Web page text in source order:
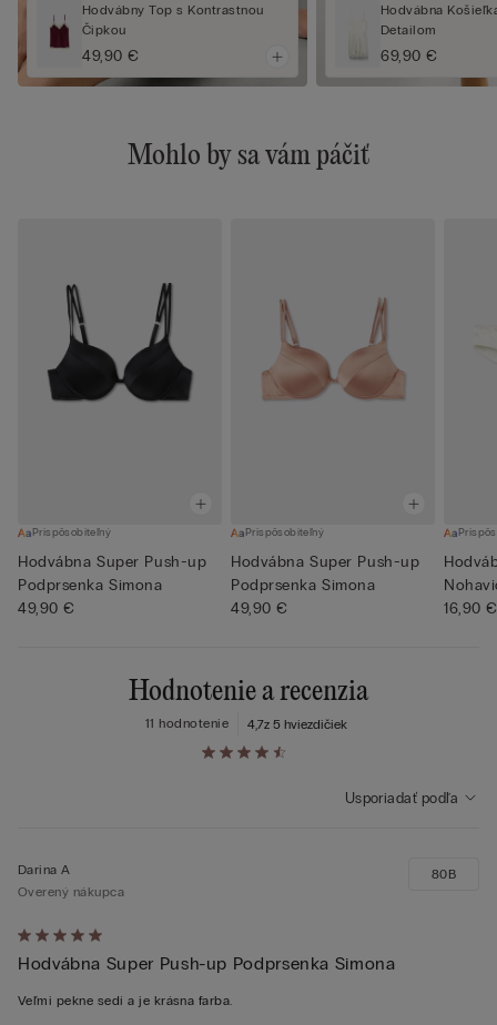
Hodvábny Top s Kontrastnou
Čipkou
49,90 €
Hodvábna
Detailom
69,90 €
Mohlo by sa vám páčiť
Prispôsobiteľný
Hodvábna Super Push-up
Podprsenka Simona
49,90 €
Prispôsobiteľný
Hodvábna Super Push-up
Podprsenka Simona
49,90 €
16,90 €
Hodnotenie a recenzia
4,7z 5 hviezdičiek
11 hodnotenie
Usporiadať podľa
Hodnotenie:
5
z 5
Darina A
Overený nákupca
Hodvábna Super Push-up Podprsenka Simona
Veľmi pekne sedí a je krásna farba.
80B